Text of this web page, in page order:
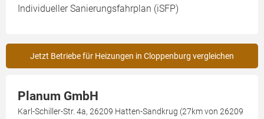
Individueller Sanierungsfahrplan (iSFP)
Jetzt Betriebe für Heizungen in Cloppenburg vergleichen
Planum GmbH
Karl-Schiller-Str. 4a, 26209 Hatten-Sandkrug (27km von 26209